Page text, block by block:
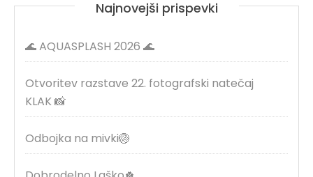
Najnovejši prispevki
🌊 AQUASPLASH 2026 🌊
Otvoritev razstave 22. fotografski natečaj
KLAK 📸
Odbojka na mivki🏐